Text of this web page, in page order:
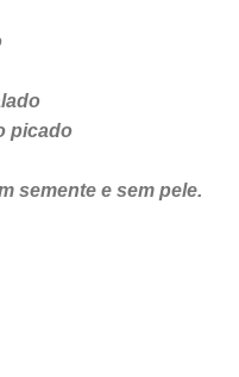
picado
semente e sem pele.